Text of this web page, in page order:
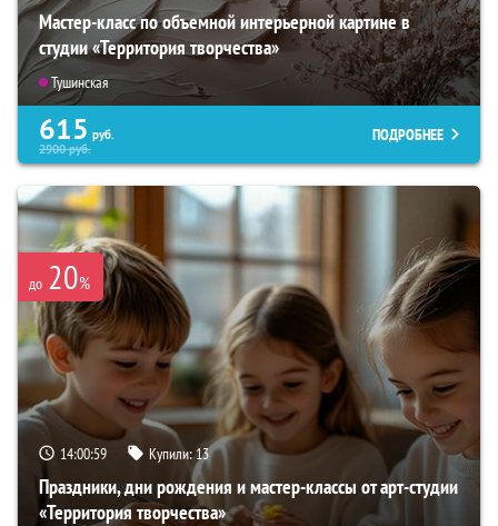
Мастер-класс по объемной интерьерной картине в
студии «Территория творчества»
Тушинская
615 руб.
2900руб.
ПОДРОБНЕЕ
до 20%
14:00:57 Купили: 13
Праздники, дни рождения и мастер-классы от арт-студии
«Территория творчества»